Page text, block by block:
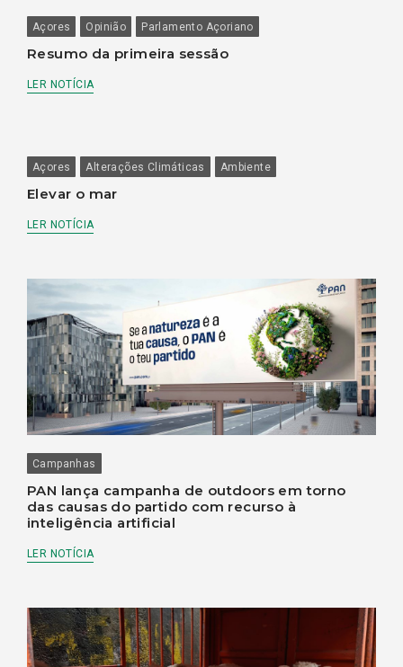
Açores Opinião Parlamento Açoriano
Resumo da primeira sessão
LER NOTÍCIA
Açores Alterações Climáticas Ambiente
Elevar o mar
LER NOTÍCIA
Campanhas
PAN lança campanha de outdoors em torno
das causas do partido com recurso à
inteligência artificial
LER NOTÍCIA